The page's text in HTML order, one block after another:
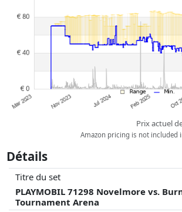
Prix actuel
Amazon pricing is not included
Détails
Titre du set
PLAYMOBIL 71298 Novelmore vs.
Tournament Arena